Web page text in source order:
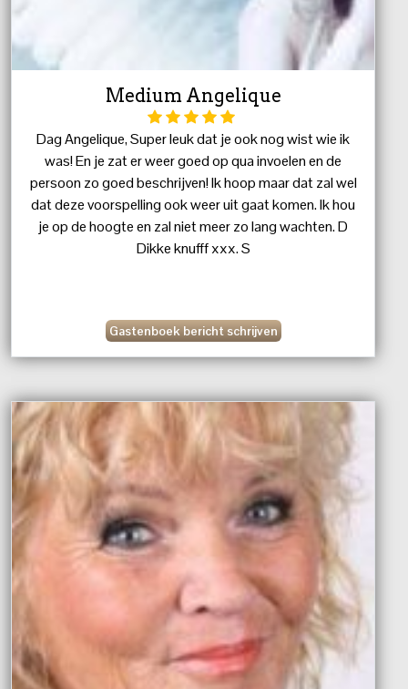
Medium Angelique
Dag Angelique, Super leuk dat je ook nog wist wie ik
was! En je zat er weer goed op qua invoelen en de
persoon zo goed beschrijven! Ik hoop maar dat zal wel
dat deze voorspelling ook weer uit gaat komen. Ik hou
je op de hoogte en zal niet meer zo lang wachten. D
Dikke knufff xxx. S
Gastenboek bericht schrijven